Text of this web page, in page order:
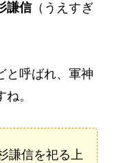
謙信（うえすぎ
と呼ばれ、軍神
。
謙信を祀る上